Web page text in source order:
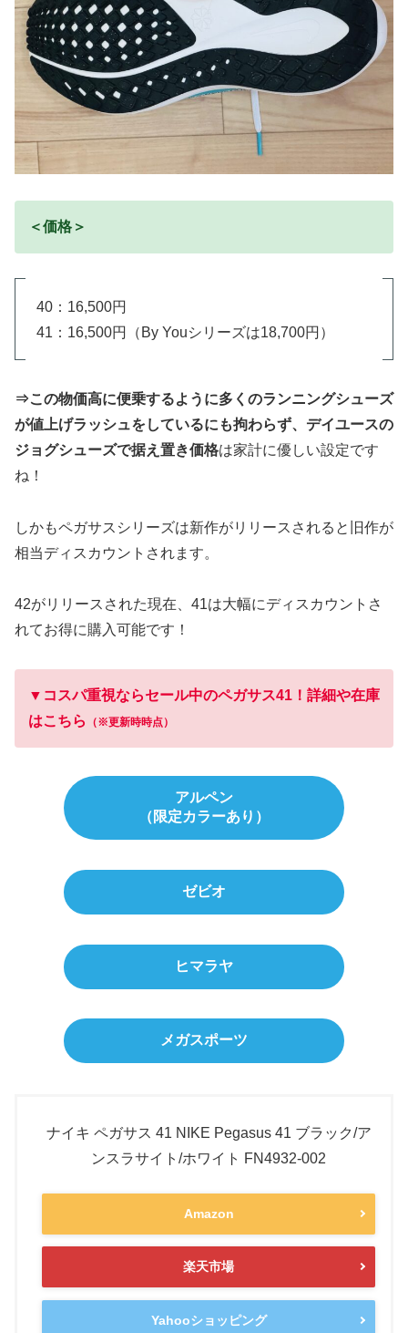
＜価格＞
40：16,500円
41：16,500円（By Youシリーズは18,700円）
⇒この物価高に便乗するように多くのランニングシューズ
が値上げラッシュをしているにも拘わらず、デイユースの
ジョグシューズで据え置き価格は家計に優しい設定です
ね！
しかもペガサスシリーズは新作がリリースされると旧作が
相当ディスカウントされます。
42がリリースされた現在、41は大幅にディスカウントさ
れてお得に購入可能です！
▼コスパ重視ならセール中のペガサス41！詳細や在庫
はこちら
（※更新時時点）
アルペン
（限定カラーあり）
ゼビオ
ヒマラヤ
メガスポーツ
ナイキ ペガサス 41 NIKE Pegasus 41 ブラック/ア
ンスラサイト/ホワイト FN4932-002
Amazon
楽天市場
Yahooショッピング